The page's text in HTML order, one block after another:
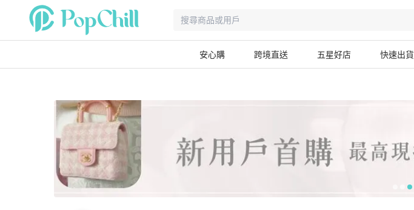
安心購 跨境直送 五星好店 快速出貨